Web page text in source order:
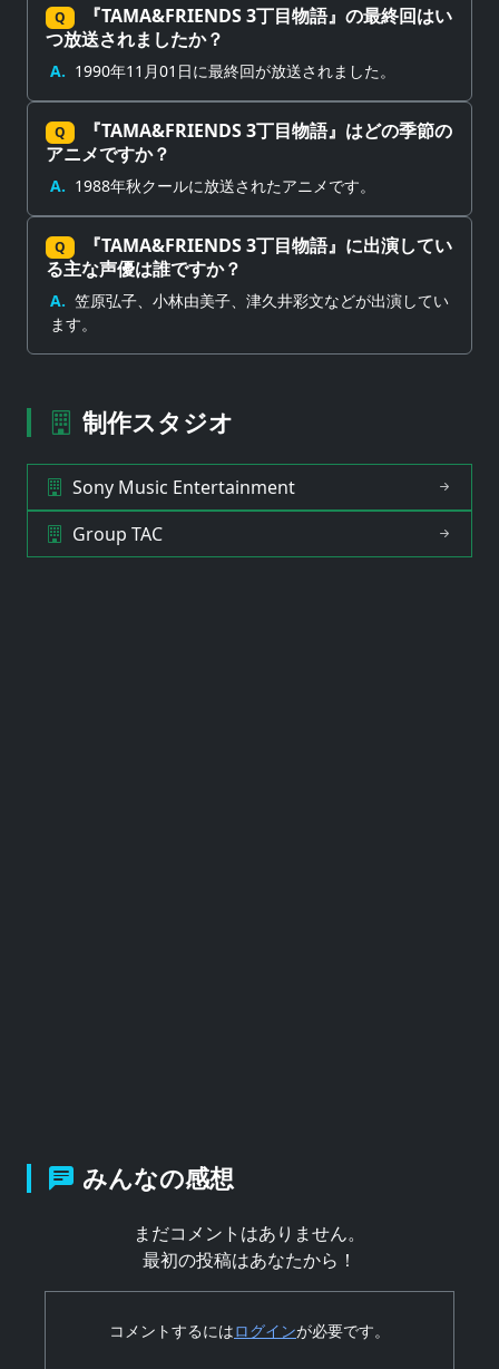
Q
『TAMA&FRIENDS 3丁目物語』の最終回はい
つ放送されましたか？
A. 1990年11月01日に最終回が放送されました。
Q
『TAMA&FRIENDS 3丁目物語』はどの季節の
アニメですか？
A. 1988年秋クールに放送されたアニメです。
Q
『TAMA&FRIENDS 3丁目物語』に出演してい
る主な声優は誰ですか？
A. 笠原弘子、小林由美子、津久井彩文などが出演してい
ます。
制作スタジオ
Sony Music Entertainment
Group TAC
みんなの感想
まだコメントはありません。
最初の投稿はあなたから！
コメントするにはログインが必要です。